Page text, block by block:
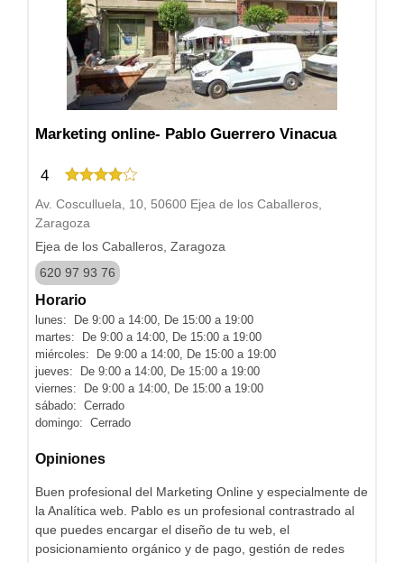
Marketing online- Pablo Guerrero Vinacua
4
Av. Cosculluela, 10, 50600 Ejea de los Caballeros,
Zaragoza
Ejea de los Caballeros, Zaragoza
620 97 93 76
Horario
lunes: De 9:00 a 14:00, De 15:00 a 19:00
martes: De 9:00 a 14:00, De 15:00 a 19:00
miércoles: De 9:00 a 14:00, De 15:00 a 19:00
jueves: De 9:00 a 14:00, De 15:00 a 19:00
viernes: De 9:00 a 14:00, De 15:00 a 19:00
sábado: Cerrado
domingo: Cerrado
Opiniones
Buen profesional del Marketing Online y especialmente de
la Analítica web. Pablo es un profesional contrastrado al
que puedes encargar el diseño de tu web, el
posicionamiento orgánico y de pago, gestión de redes